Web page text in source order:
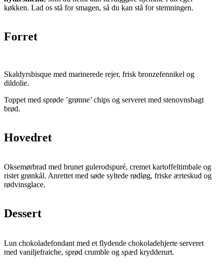
køkken. Lad os stå for smagen, så du kan stå for stemningen.
Forret
Skaldyrsbisque med marinerede rejer, frisk bronzefennikel og
dildolie.
Toppet med sprøde ’grønne’ chips og serveret med stenovnsbagt
brød.
Hovedret
Oksemørbrad med brunet gulerodspuré, cremet kartoffeltimbale og
ristet grønkål. Anrettet med søde syltede rødløg, friske ærteskud og
rødvinsglace.
Dessert
Lun chokoladefondant med et flydende chokoladehjerte serveret
med vaniljefraiche, sprød crumble og spæd krydderurt.